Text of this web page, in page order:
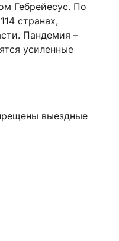
Гебрейесус. По
странах,
Пандемия –
усиленные
выездные